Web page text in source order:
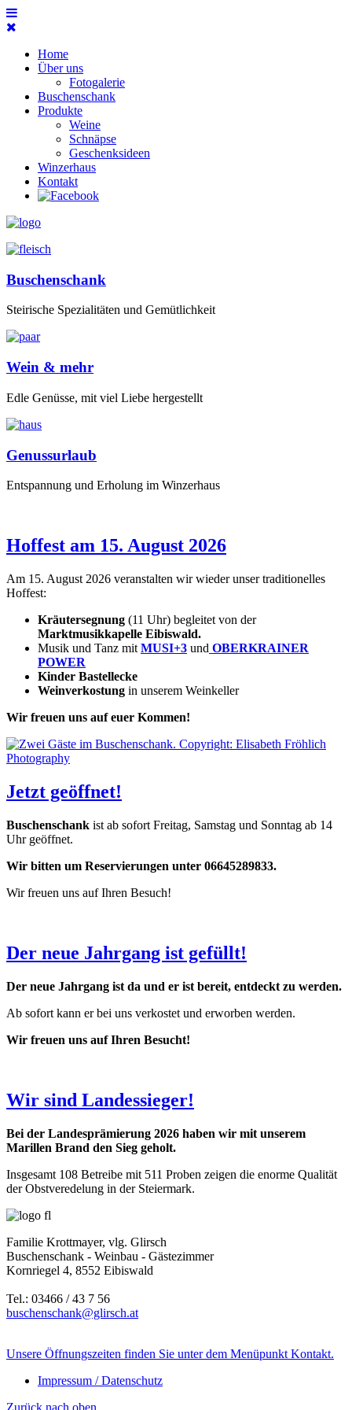
Home
Über uns
Fotogalerie
Buschenschank
Produkte
Weine
Schnäpse
Geschenksideen
Winzerhaus
Kontakt
Buschenschank
Steirische Spezialitäten und Gemütlichkeit
Wein & mehr
Edle Genüsse, mit viel Liebe hergestellt
Genussurlaub
Entspannung und Erholung im Winzerhaus
Hoffest am 15. August 2026
Am 15. August 2026 veranstalten wir wieder unser traditionelles
Hoffest:
Kräutersegnung (11 Uhr) begleitet von der
Marktmusikkapelle Eibiswald.
Musik und Tanz mit MUSI+3 und OBERKRAINER
POWER
Kinder Bastellecke
Weinverkostung in unserem Weinkeller
Wir freuen uns auf euer Kommen!
Jetzt geöffnet!
Buschenschank ist ab sofort Freitag, Samstag und Sonntag ab 14
Uhr geöffnet.
Wir bitten um Reservierungen unter 06645289833.
Wir freuen uns auf Ihren Besuch!
Der neue Jahrgang ist gefüllt!
Der neue Jahrgang ist da und er ist bereit, entdeckt zu werden.
Ab sofort kann er bei uns verkostet und erworben werden.
Wir freuen uns auf Ihren Besucht!
Wir sind Landessieger!
Bei der Landesprämierung 2026 haben wir mit unserem
Marillen Brand den Sieg geholt.
Insgesamt 108 Betreibe mit 511 Proben zeigen die enorme Qualität
der Obstveredelung in der Steiermark.
Familie Krottmayer, vlg. Glirsch
Buschenschank - Weinbau - Gästezimmer
Kornriegel 4, 8552 Eibiswald
Tel.: 03466 / 43 7 56
buschenschank@glirsch.at
Unsere Öffnungszeiten finden Sie unter dem Menüpunkt Kontakt.
Impressum / Datenschutz
Zurück nach oben